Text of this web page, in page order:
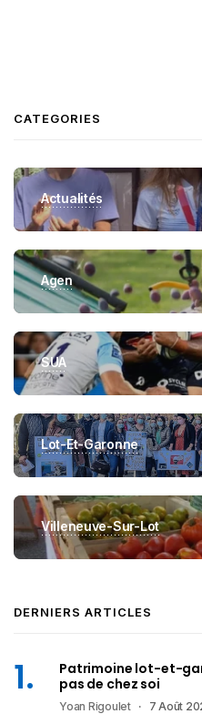
CATEGORIES
Actualités
Agen
SUA
Lot-Et-Garonne
Villeneuve-Sur-Lot
DERNIERS ARTICLES
Patrimoine lot-et-
pas de chez soi
Yoan Rigoulet 7 Août